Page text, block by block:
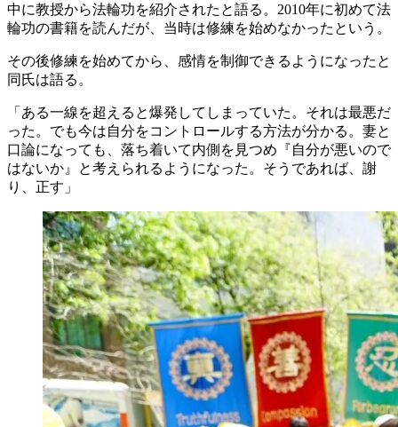
中に教授から法輪功を紹介されたと語る。2010年に初めて法
輪功の書籍を読んだが、当時は修練を始めなかったという。
その後修練を始めてから、感情を制御できるようになったと
同氏は語る。
「ある一線を超えると爆発してしまっていた。それは最悪だ
った。でも今は自分をコントロールする方法が分かる。妻と
口論になっても、落ち着いて内側を見つめ『自分が悪いので
はないか』と考えられるようになった。そうであれば、謝
り、正す」